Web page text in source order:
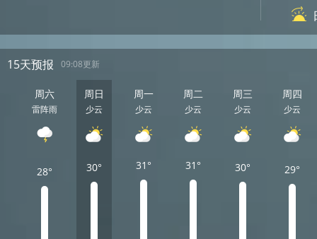
15天预报 09:08更新
周六
雷阵雨
28°
周日
少云
30°
周一
少云
31°
周二
少云
31°
周三
少云
30°
周四
少云
29°